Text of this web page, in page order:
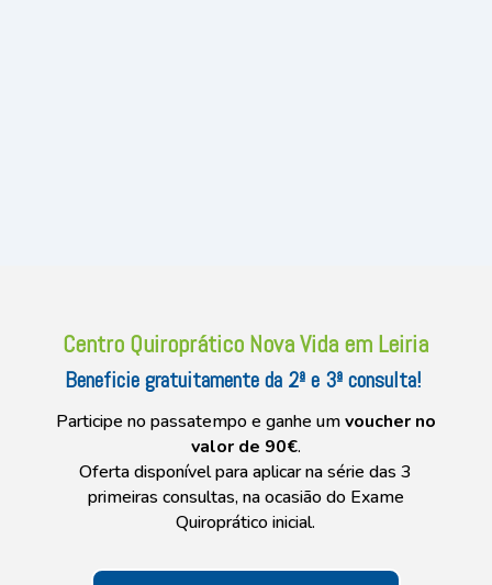
Centro Quiroprático Nova Vida em Leiria
Beneficie gratuitamente da 2ª e 3ª consulta!
Participe no passatempo e ganhe umvoucher no
valor de 90€.
Oferta disponível para aplicar na série das 3
primeiras consultas, na ocasião do Exame
Quiroprático inicial.